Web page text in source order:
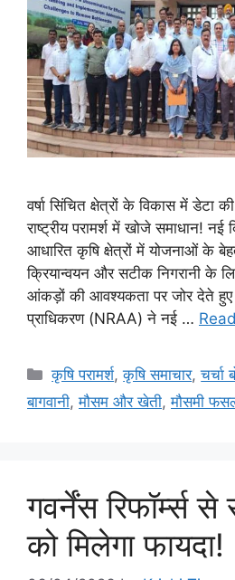
वर्षा सिंचित क्षेत्रों के विकास में डेटा
राष्ट्रीय परामर्श में खोजे समाधान! नई
आधारित कृषि क्षेत्रों में योजनाओं के
क्रियान्वयन और सटीक निगरानी के
आंकड़ों की आवश्यकता पर जोर देते हुए
प्राधिकरण (NRAA) ने नई …
कृषि परामर्श,कृषि समाचार,चर्चा
बागवानी,मौसम और खेती,मौसमी
गवर्नेंस रिफॉर्म्स
को मिलेगा फायदा!